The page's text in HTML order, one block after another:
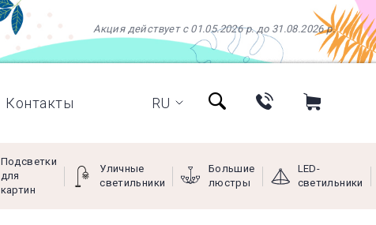
Акция действует с 01.05.2026 р. до 31.08.2026 р.
Контакты RU
Подсветки
для
картин
Уличные
светильники
Большие
люстры
LED-
светильники